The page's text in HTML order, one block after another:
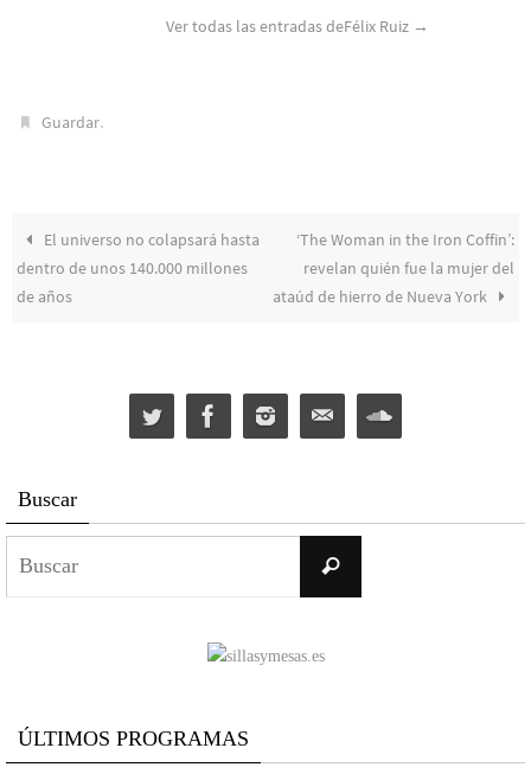
Ver todas las entradas deFélix Ruiz →
Guardar.
El universo no colapsará hasta
dentro de unos 140.000 millones
de años
‘The Woman in the Iron Coffin’:
revelan quién fue la mujer del
ataúd de hierro de Nueva York
Buscar
Buscar
ÚLTIMOS PROGRAMAS